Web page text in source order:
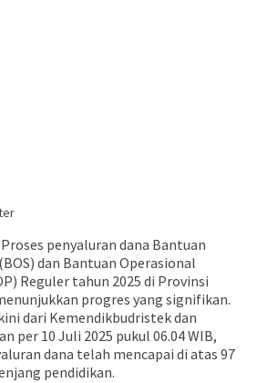
penyaluran dana Bantuan
dan Bantuan Operasional
Reguler tahun 2025 di Provinsi
progres yang signifikan.
dari Kemendikbudristek dan
per 10 Juli 2025 pukul 06.04 WIB,
dana telah mencapai di atas 97
pendidikan.